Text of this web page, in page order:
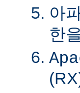
아
한